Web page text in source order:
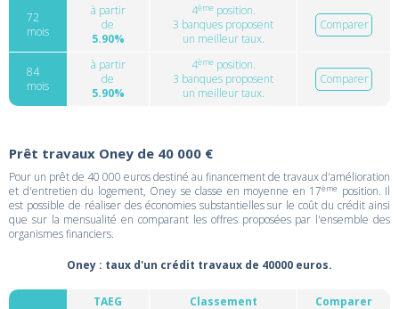
72
mois
à partir
de
5.90%
4èmeposition.
3 banques proposent
un meilleur taux.
Comparer
84
mois
à partir
de
5.90%
4èmeposition.
3 banques proposent
un meilleur taux.
Comparer
Prêt travaux Oney de 40 000 €
Pour un prêt de 40 000 euros destiné au financement de travaux d'amélioration
et d'entretien du logement, Oney se classe en moyenne en 17ème position. Il
est possible de réaliser des économies substantielles sur le coût du crédit ainsi
que sur la mensualité en comparant les offres proposées par l'ensemble des
organismes financiers.
Oney : taux d'un crédit travaux de 40000 euros.
TAEG Classement Comparer